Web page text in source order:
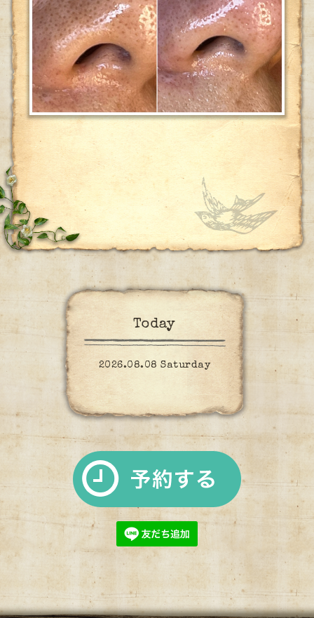
Today
2026.08.08 Saturday